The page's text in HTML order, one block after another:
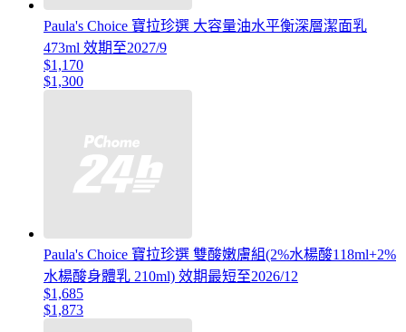
Paula's Choice 寶拉珍選 大容量油水平衡深層潔面乳
473ml 效期至2027/9
$1,170
$1,300
Paula's Choice 寶拉珍選 雙酸嫩膚組(2%水楊酸118ml+2%
水楊酸身體乳 210ml) 效期最短至2026/12
$1,685
$1,873